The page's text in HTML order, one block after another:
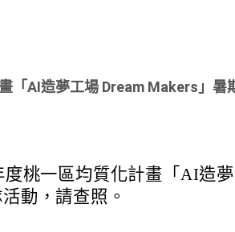
「AI造夢工場 Dream Makers」暑
度桃一區均質化計畫「AI造
動，請查照。